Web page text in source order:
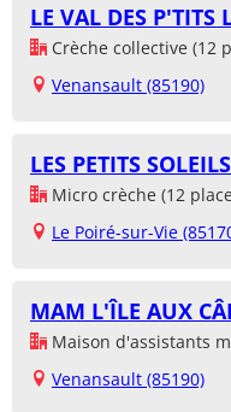
LE VAL DES P'TITS
Crèche collective (12
Venansault (85190)
LES PETITS
Micro crèche (12
Le Poiré-sur-Vie
MAM L'ÎLE AUX
Maison d'assistants
Venansault (85190)